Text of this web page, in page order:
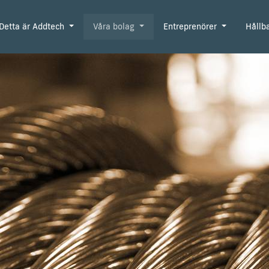
Detta är Addtech Våra bolag Entreprenörer